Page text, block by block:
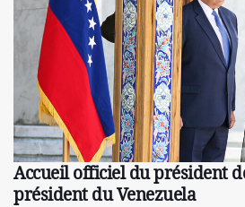
Accueil officiel du président
président du Venezuela